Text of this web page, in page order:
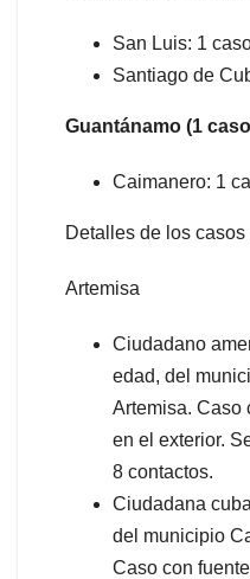
San Luis: 1
Santiago de
Guantánamo (1
Caimanero: 1
Detalles de los casos
Artemisa
Ciudadano
edad, del
Artemisa. Caso
en el exterior.
8 contactos.
Ciudadana
del municipio
Caso con